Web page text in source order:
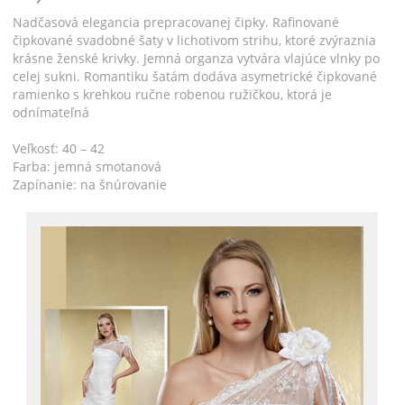
Nadčasová elegancia prepracovanej čipky. Rafinované
čipkované svadobné šaty v lichotivom strihu, ktoré zvýraznia
krásne ženské krivky. Jemná organza vytvára vlajúce vlnky po
celej sukni. Romantiku šatám dodáva asymetrické čipkované
ramienko s krehkou ručne robenou ružičkou, ktorá je
odnímateľná
Veľkosť: 40 – 42
Farba: jemná smotanová
Zapínanie: na šnúrovanie